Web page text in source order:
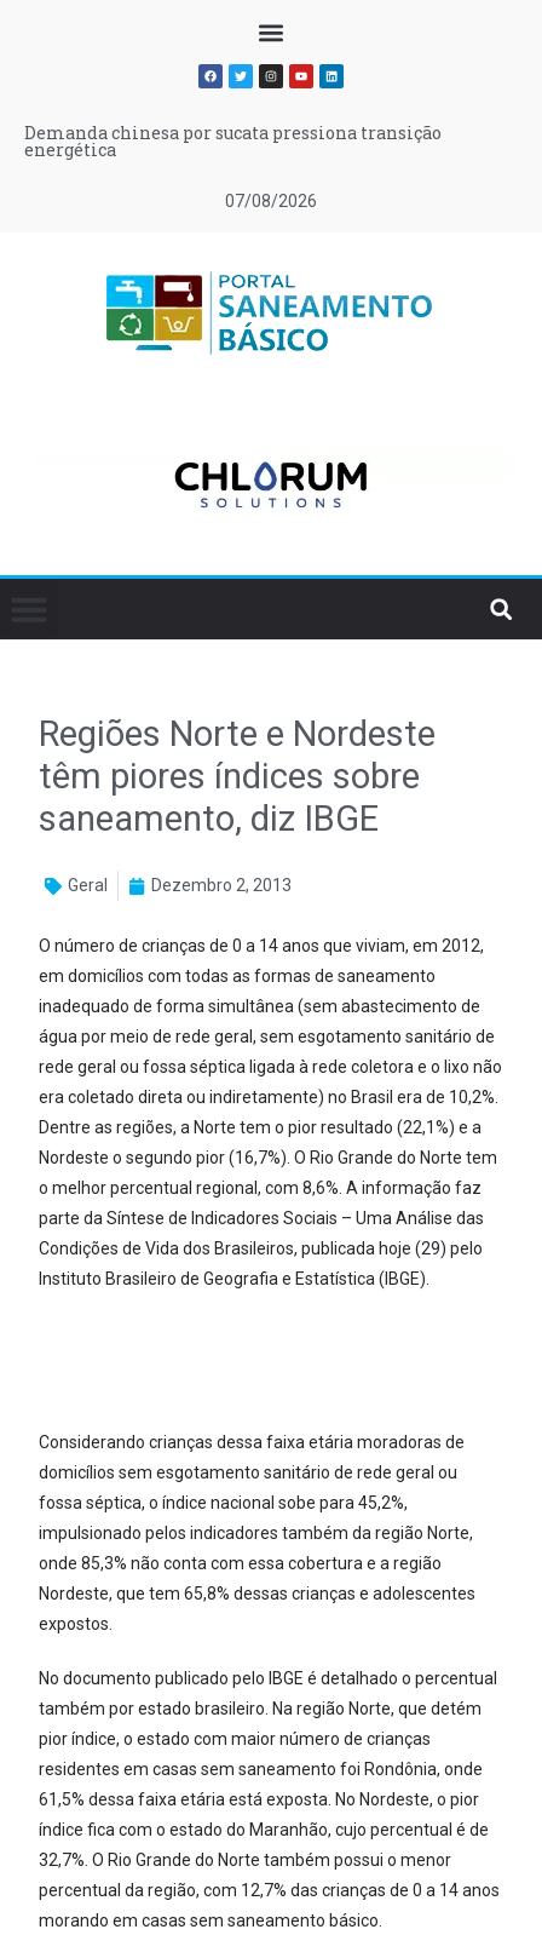
07/08/2026
Demanda chinesa por sucata pressiona transição
energética
Regiões Norte e Nordeste
têm piores índices sobre
saneamento, diz IBGE
Geral Dezembro 2, 2013
O número de crianças de 0 a 14 anos que viviam, em 2012,
em domicílios com todas as formas de saneamento
inadequado de forma simultânea (sem abastecimento de
água por meio de rede geral, sem esgotamento sanitário de
rede geral ou fossa séptica ligada à rede coletora e o lixo não
era coletado direta ou indiretamente) no Brasil era de 10,2%.
Dentre as regiões, a Norte tem o pior resultado (22,1%) e a
Nordeste o segundo pior (16,7%). O Rio Grande do Norte tem
o melhor percentual regional, com 8,6%. A informação faz
parte da Síntese de Indicadores Sociais – Uma Análise das
Condições de Vida dos Brasileiros, publicada hoje (29) pelo
Instituto Brasileiro de Geografia e Estatística (IBGE).
Considerando crianças dessa faixa etária moradoras de
domicílios sem esgotamento sanitário de rede geral ou
fossa séptica, o índice nacional sobe para 45,2%,
impulsionado pelos indicadores também da região Norte,
onde 85,3% não conta com essa cobertura e a região
Nordeste, que tem 65,8% dessas crianças e adolescentes
expostos.
No documento publicado pelo IBGE é detalhado o percentual
também por estado brasileiro. Na região Norte, que detém
pior índice, o estado com maior número de crianças
residentes em casas sem saneamento foi Rondônia, onde
61,5% dessa faixa etária está exposta. No Nordeste, o pior
índice fica com o estado do Maranhão, cujo percentual é de
32,7%. O Rio Grande do Norte também possui o menor
percentual da região, com 12,7% das crianças de 0 a 14 anos
morando em casas sem saneamento básico.